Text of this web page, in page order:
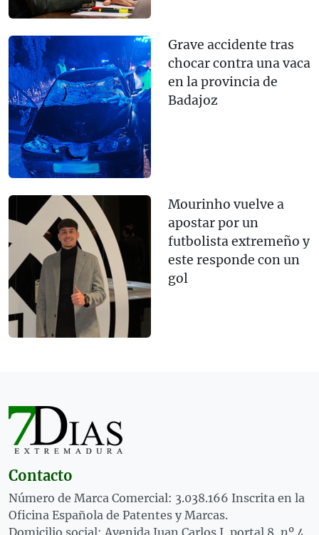
Grave accidente tras
chocar contra una vaca
en la provincia de
Badajoz
Mourinho vuelve a
apostar por un
futbolista extremeño y
este responde con un
gol
Contacto
Número de Marca Comercial: 3.038.166 Inscrita en la
Oficina Española de Patentes y Marcas.